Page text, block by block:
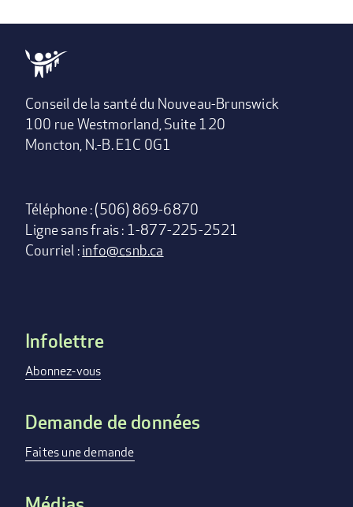
Conseil de la santé du Nouveau-Brunswick
100 rue Westmorland, Suite 120
Moncton, N.-B. E1C 0G1
Téléphone : (506) 869-6870
Ligne sans frais : 1-877-225-2521
Courriel :info@csnb.ca
Footer
menu
Infolettre
Abonnez-vous
Demande de données
Faites une demande